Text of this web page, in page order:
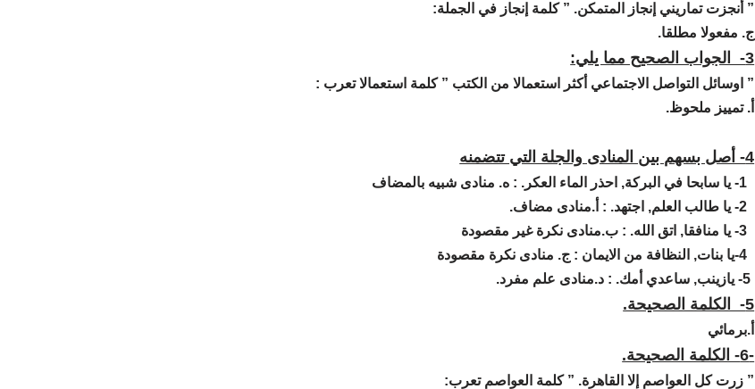
” أنجزت تماريني إنجاز المتمكن. ” كلمة إنجاز في الجملة:
ج. مفعولا مطلقا.
3- الجواب الصحيح مما يلي:
” اوسائل التواصل الاجتماعي أكثر استعمالا من الكتب ” كلمة استعمالا تعرب :
أ. تمييز ملحوظ.
4- أصل بسهم بين المنادى والجلة التي تتضمنه
ه. منادى شبيه بالمضاف
أ.منادى مضاف.
ب.منادى نكرة غير مقصودة
ج. منادى نكرة مقصودة
د.منادى علم مفرد.
5- الكلمة الصحيحة.
أ.برمائي
-6- الكلمة الصحيحة.
” زرت كل العواصم إلا القاهرة. ” كلمة العواصم تعرب: